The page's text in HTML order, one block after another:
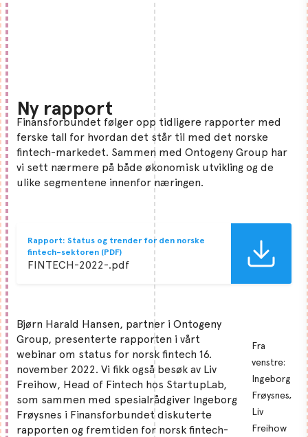
Ny rapport
Finansforbundet følger opp tidligere rapporter med
ferske tall for hvordan det står til med det norske
fintech-markedet. Sammen med Ontogeny Group har
vi sett nærmere på både økonomisk utvikling og de
ulike segmentene innenfor næringen.
Rapport: Status og trender for den norske
fintech-sektoren (PDF)​
FINTECH-2022-​.pdf
Fra
venstre:
Ingeborg
Frøysnes,
Liv
Freihow
Bjørn Harald Hansen, partner i Ontogeny
Group, presenterte rapporten i vårt
webinar om status for norsk fintech 16.
november 2022. Vi fikk også besøk av Liv
Freihow, Head of Fintech hos StartupLab,
som sammen med spesialrådgiver Ingeborg
Frøysnes i Finansforbundet diskuterte
rapporten og fremtiden for norsk fintech-